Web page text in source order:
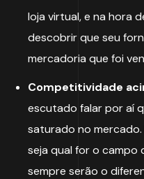
loja virtual, e na hora
descobrir que seu
mercadoria que foi
Competitividade
escutado falar por aí
saturado no mercado.
seja qual for o campo
sempre serão o